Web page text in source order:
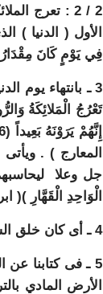
2 / 2 : تعرج
الأول ( الدنيا
فِي يَوْمٍ كَانَ مِقْدَارُهُ
3 ـ
بانتهاء يوم
المعارج ) .
جل وعلا
الْوَاحِدِ الْقَهَّارِ )(
4 ـ أى كان خلق السماوات والأرض من الصفر فى البداية ، وتدميرهما يعنى صفر النهاية.
5 ـ فى كتابنا
الأرض المادي